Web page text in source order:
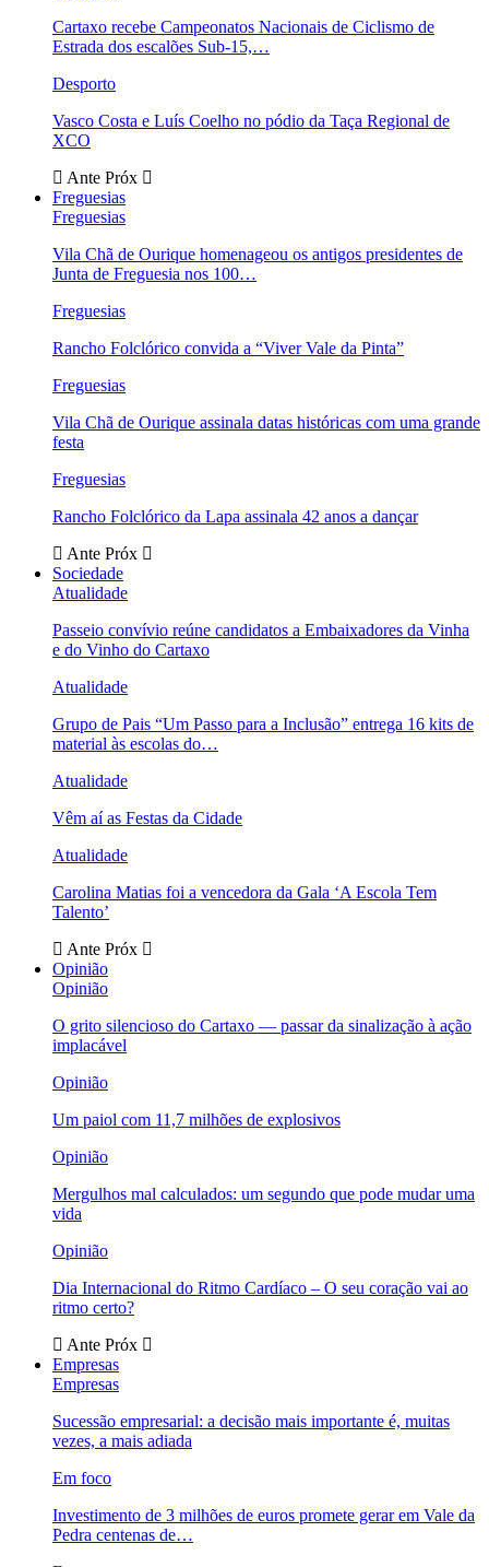
Cartaxo recebe Campeonatos Nacionais de Ciclismo de
Estrada dos escalões Sub-15,…
Desporto
Vasco Costa e Luís Coelho no pódio da Taça Regional de
XCO
Ante Próx
Freguesias
Freguesias
Vila Chã de Ourique homenageou os antigos presidentes de
Junta de Freguesia nos 100…
Freguesias
Rancho Folclórico convida a “Viver Vale da Pinta”
Freguesias
Vila Chã de Ourique assinala datas históricas com uma grande
festa
Freguesias
Rancho Folclórico da Lapa assinala 42 anos a dançar
Ante Próx
Sociedade
Atualidade
Passeio convívio reúne candidatos a Embaixadores da Vinha
e do Vinho do Cartaxo
Atualidade
Grupo de Pais “Um Passo para a Inclusão” entrega 16 kits de
material às escolas do…
Atualidade
Vêm aí as Festas da Cidade
Atualidade
Carolina Matias foi a vencedora da Gala ‘A Escola Tem
Talento’
Ante Próx
Opinião
Opinião
O grito silencioso do Cartaxo — passar da sinalização à ação
implacável
Opinião
Um paiol com 11,7 milhões de explosivos
Opinião
Mergulhos mal calculados: um segundo que pode mudar uma
vida
Opinião
Dia Internacional do Ritmo Cardíaco – O seu coração vai ao
ritmo certo?
Ante Próx
Empresas
Empresas
Sucessão empresarial: a decisão mais importante é, muitas
vezes, a mais adiada
Em foco
Investimento de 3 milhões de euros promete gerar em Vale da
Pedra centenas de…